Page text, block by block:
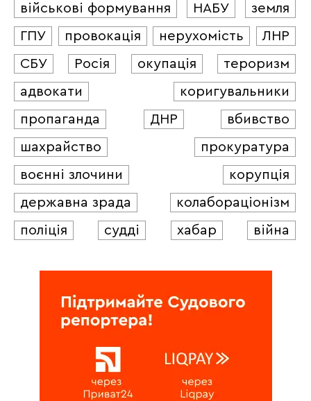
військові формування
НАБУ
земля
ГПУ
провокація нерухомість
ЛНР
СБУ
Росія окупація
тероризм
адвокати
коригувальники
пропаганда
ДНР
вбивство
шахрайство
прокуратура
воєнні злочини
корупція
державна зрада
колабораціонізм
поліція
судді хабар війна